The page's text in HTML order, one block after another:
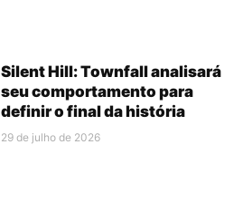
Silent Hill: Townfall analisará
seu comportamento para
definir o final da história
29 de julho de 2026